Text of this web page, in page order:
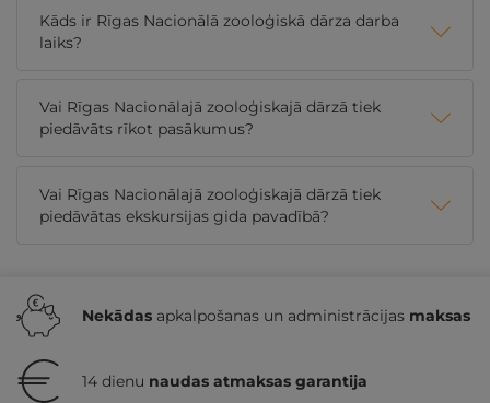
Kāds ir Rīgas Nacionālā zooloģiskā dārza darba
laiks?
Vai Rīgas Nacionālajā zooloģiskajā dārzā tiek
piedāvāts rīkot pasākumus?
Vai Rīgas Nacionālajā zooloģiskajā dārzā tiek
piedāvātas ekskursijas gida pavadībā?
Nekādas apkalpošanas un administrācijas maksas
14 dienu naudas atmaksas garantija